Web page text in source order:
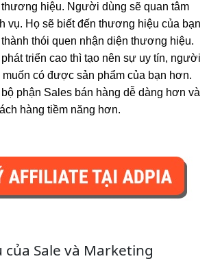
hiệu. Người dùng sẽ quan tâm
vụ. Họ sẽ biết đến thương hiệu của bạn
thói quen nhận diện thương hiệu.
triển cao thì tạo nên sự uy tín, người
có được sản phẩm của bạn hơn.
phận Sales bán hàng dễ dàng hơn và
hàng tiềm năng hơn.
của Sale và Marketing